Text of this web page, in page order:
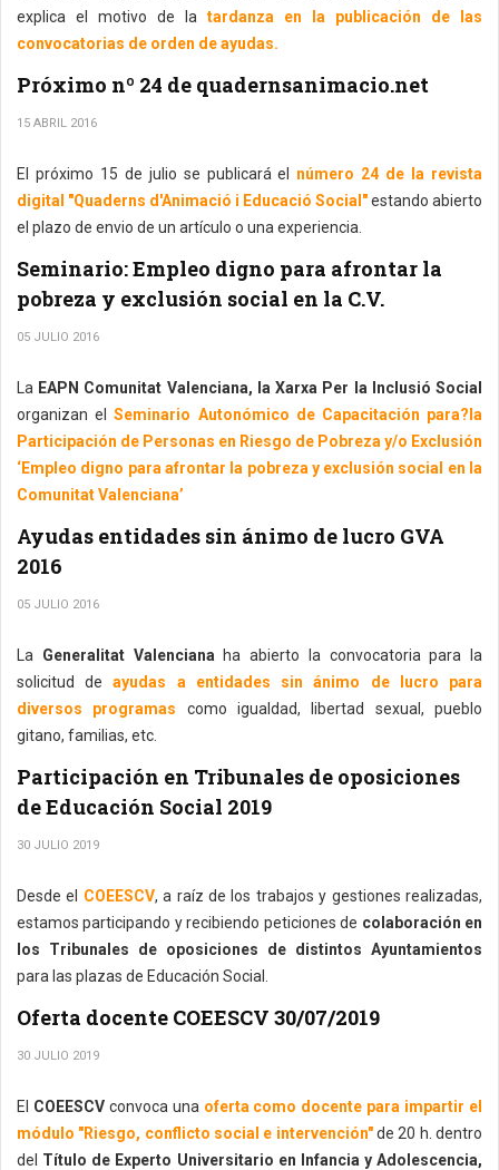
explica el motivo de la tardanza en la publicación de las
convocatorias de orden de ayudas.
Próximo nº 24 de quadernsanimacio.net
15 ABRIL 2016
El próximo 15 de julio se publicará el número 24 de la revista
digital "Quaderns d'Animació i Educació Social"estando abierto
el plazo de envio de un artículo o una experiencia.
Seminario: Empleo digno para afrontar la
pobreza y exclusión social en la C.V.
05 JULIO 2016
La EAPN Comunitat Valenciana, la Xarxa Per la Inclusió Social
organizan el
Seminario Autonómico de Capacitación para?la
Participación de Personas en Riesgo de Pobreza y/o Exclusión
‘Empleo digno para afrontar la pobreza y exclusión social en la
Comunitat Valenciana’
Ayudas entidades sin ánimo de lucro GVA
2016
05 JULIO 2016
La Generalitat Valenciana
ha abierto la convocatoria para la
solicitud deayudas a entidades sin ánimo de lucro para
diversos programas como igualdad, libertad sexual, pueblo
gitano, familias, etc.
Participación en Tribunales de oposiciones
de Educación Social 2019
30 JULIO 2019
Desde el COEESCV, a raíz de los trabajos y gestiones realizadas,
estamos participando y recibiendo peticiones de colaboración en
los Tribunales de oposiciones de distintos Ayuntamientos
para las plazas de Educación Social.
Oferta docente COEESCV 30/07/2019
30 JULIO 2019
El COEESCV convoca una oferta como docente para impartir el
módulo "Riesgo, conflicto social e intervención"de 20 h. dentro
del Título de Experto Universitario en Infancia y Adolescencia,